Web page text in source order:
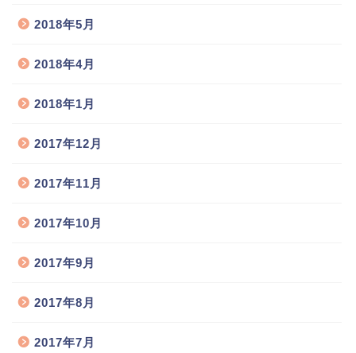
2018年5月
2018年4月
2018年1月
2017年12月
2017年11月
2017年10月
2017年9月
2017年8月
2017年7月